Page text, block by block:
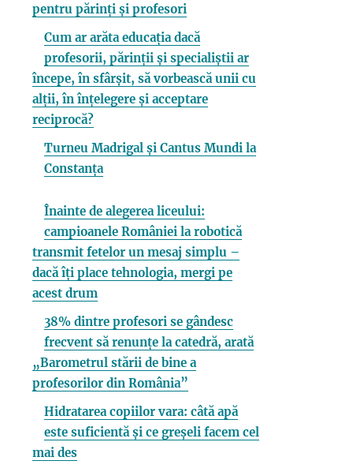
pentru părinți și profesori
Cum ar arăta educația dacă
profesorii, părinții și specialiștii ar
începe, în sfârșit, să vorbească unii cu
alții, în înțelegere și acceptare
reciprocă?
Turneu Madrigal și Cantus Mundi la
Constanța
Înainte de alegerea liceului:
campioanele României la robotică
transmit fetelor un mesaj simplu –
dacă îți place tehnologia, mergi pe
acest drum
38% dintre profesori se gândesc
frecvent să renunțe la catedră, arată
„Barometrul stării de bine a
profesorilor din România”
Hidratarea copiilor vara: câtă apă
este suficientă și ce greșeli facem cel
mai des